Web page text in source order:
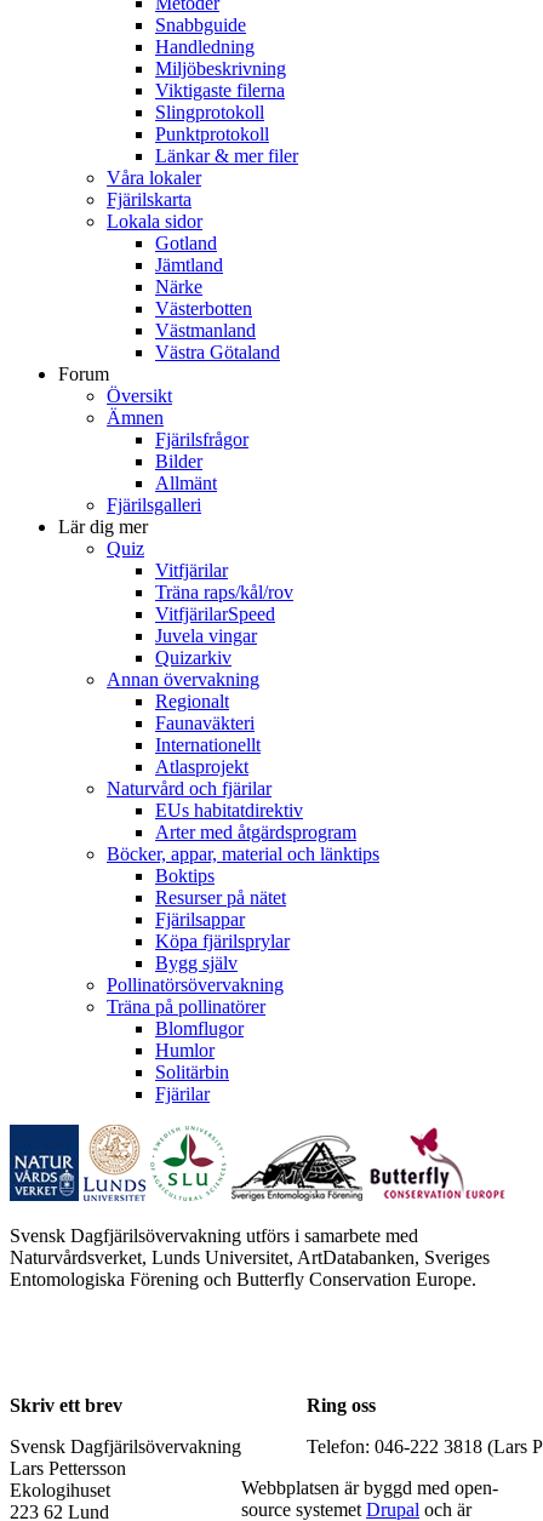
Snabbguide
Handledning
Miljöbeskrivning
Viktigaste filerna
Slingprotokoll
Punktprotokoll
Länkar & mer filer
Våra lokaler
Fjärilskarta
Lokala sidor
Gotland
Jämtland
Närke
Västerbotten
Västmanland
Västra Götaland
Forum
Översikt
Ämnen
Fjärilsfrågor
Bilder
Allmänt
Fjärilsgalleri
Lär dig mer
Quiz
Vitfjärilar
Träna raps/kål/rov
VitfjärilarSpeed
Juvela vingar
Quizarkiv
Annan övervakning
Regionalt
Faunaväkteri
Internationellt
Atlasprojekt
Naturvård och fjärilar
EUs habitatdirektiv
Arter med åtgärdsprogram
Böcker, appar, material och länktips
Boktips
Resurser på nätet
Fjärilsappar
Köpa fjärilsprylar
Bygg själv
Pollinatörsövervakning
Träna på pollinatörer
Blomflugor
Humlor
Solitärbin
Fjärilar
Svensk Dagfjärilsövervakning utförs i samarbete med
Naturvårdsverket, Lunds Universitet, ArtDatabanken, Sveriges
Entomologiska Förening och Butterfly Conservation Europe.
Skriv ett brev
Svensk Dagfjärilsövervakning
Lars Pettersson
Ekologihuset
223 62 Lund
Ring oss
Telefon: 046-222 3818 (Lars
Webbplatsen är byggd med open-
source systemet Drupal och är